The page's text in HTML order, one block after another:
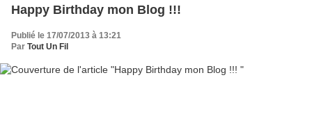
Happy Birthday mon Blog !!!
Publié le 17/07/2013 à 13:21
Par Tout Un Fil